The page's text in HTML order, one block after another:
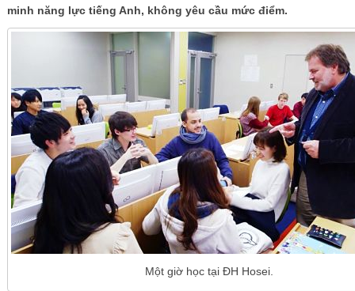
minh năng lực tiếng Anh, không yêu cầu mức điểm.
Một giờ học tại ĐH Hosei.